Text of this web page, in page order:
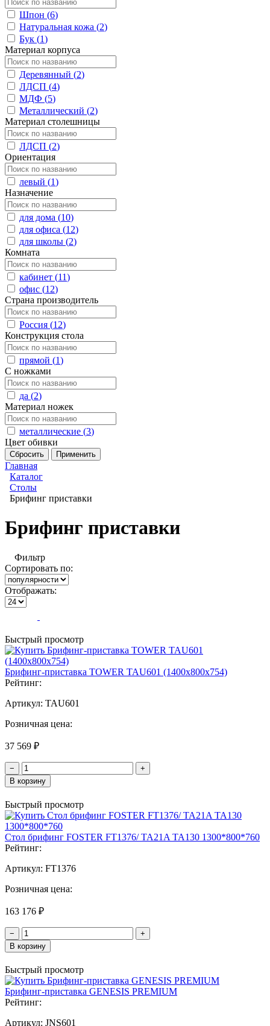
Шпон (6)
Натуральная кожа (2)
Бук (1)
Материал корпуса
Деревянный (2)
ЛДСП (4)
МДФ (5)
Металлический (2)
Материал столешницы
ЛДСП (2)
Ориентация
левый (1)
Назначение
для дома (10)
для офиса (12)
для школы (2)
Комната
кабинет (11)
офис (12)
Страна производитель
Россия (12)
Конструкция стола
прямой (1)
С ножками
да (2)
Материал ножек
металлические (3)
Цвет обивки
Главная
Каталог
Столы
Брифинг приставки
Брифинг приставки
Фильтр
Сортировать по:
Отображать:
Быстрый просмотр
Брифинг-приставка TOWER TAU601 (1400х800х754)
Рейтинг:
Артикул: TAU601
Розничная цена:
37 569 ₽
−
+
В корзину
Быстрый просмотр
Стол брифинг FOSTER FT1376/ TA21A TA130 1300*800*760
Рейтинг:
Артикул: FT1376
Розничная цена:
163 176 ₽
−
+
В корзину
Быстрый просмотр
Брифинг-приставка GENESIS PREMIUM
Рейтинг:
Артикул: JNS601